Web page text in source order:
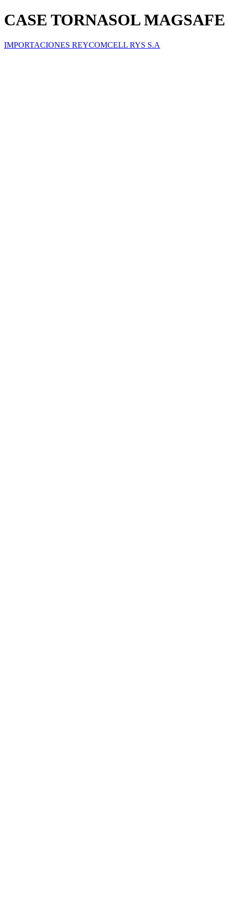
CASE TORNASOL
IMPORTACIONES REYCOMCELL RYS S.A